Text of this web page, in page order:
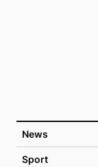
News
Sport